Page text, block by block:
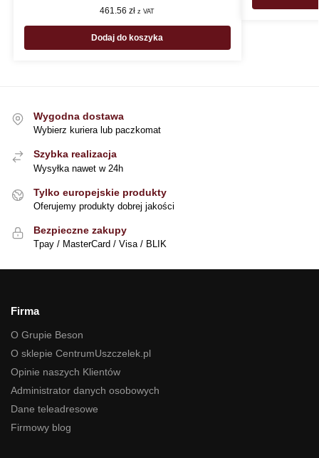
461.56zł z VAT
Dodaj do koszyka
Wygodna dostawa
Wybierz kuriera lub paczkomat
Szybka realizacja
Wysyłka nawet w 24h
Tylko europejskie produkty
Oferujemy produkty dobrej jakości
Bezpieczne zakupy
Tpay / MasterCard / Visa / BLIK
Firma
O Grupie Beson
O sklepie CentrumUszczelek.pl
Opinie naszych Klientów
Administrator danych osobowych
Dane teleadresowe
Firmowy blog